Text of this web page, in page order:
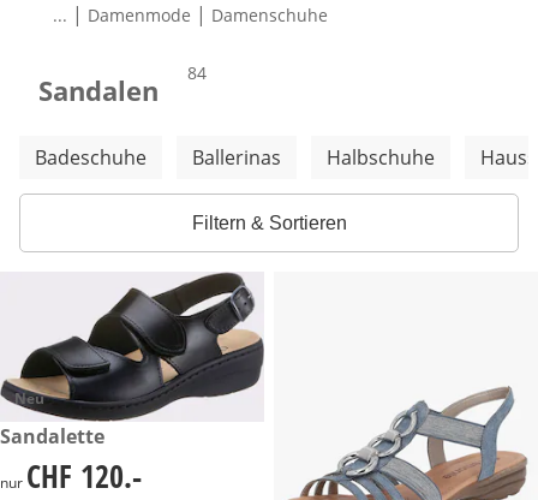
... | Damenmode | Damenschuhe
Sandalen Produkte
84
Weitere Kategorien überspringen
Badeschuhe Ballerinas Halbschuhe
Filtern & Sortieren
Neu
CHF 120.-
Sandalette
CHF 120.-
nur CHF 120.-